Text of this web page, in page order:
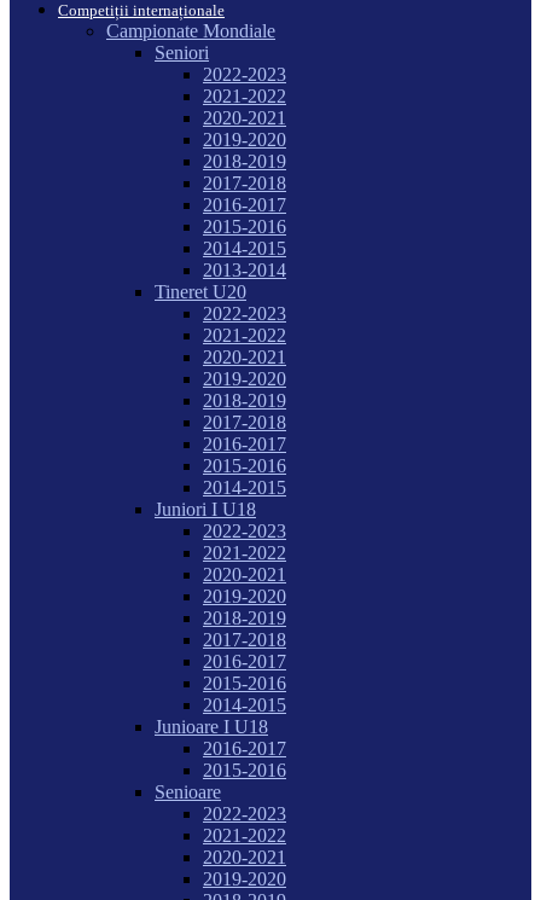
Competiții internaționale
Campionate Mondiale
Seniori
2022-2023
2021-2022
2020-2021
2019-2020
2018-2019
2017-2018
2016-2017
2015-2016
2014-2015
2013-2014
Tineret U20
2022-2023
2021-2022
2020-2021
2019-2020
2018-2019
2017-2018
2016-2017
2015-2016
2014-2015
Juniori I U18
2022-2023
2021-2022
2020-2021
2019-2020
2018-2019
2017-2018
2016-2017
2015-2016
2014-2015
Junioare I U18
2016-2017
2015-2016
Senioare
2022-2023
2021-2022
2020-2021
2019-2020